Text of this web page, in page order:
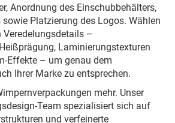
Anordnung des Einschubbehälters,
Platzierung des Logos. Wählen
Veredelungsdetails –
Laminierungstexturen
Effekte – um genau dem
Ihrer Marke zu entsprechen.
mehr. Unser
Team spezialisiert sich auf
und verfeinerte